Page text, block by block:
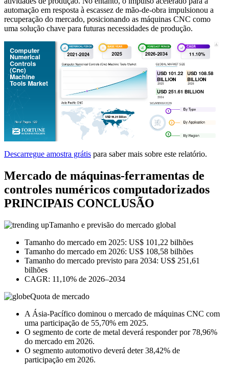
automação em resposta à escassez de mão-de-obra impulsionou a
recuperação do mercado, posicionando as máquinas CNC como
uma solução chave para futuras necessidades de produção.
Descarregue amostra grátis para saber mais sobre este relatório.
Mercado de máquinas-ferramentas de
controles numéricos computadorizados
PRINCIPAIS CONCLUSÃO
Tamanho e previsão do mercado global
Tamanho do mercado em 2025: US$ 101,22 bilhões
Tamanho do mercado em 2026: US$ 108,58 bilhões
Tamanho do mercado previsto para 2034: US$ 251,61
bilhões
CAGR: 11,10% de 2026–2034
Quota de mercado
A Ásia-Pacífico dominou o mercado de máquinas CNC com
uma participação de 55,70% em 2025.
O segmento de corte de metal deverá responder por 78,96%
do mercado em 2026.
O segmento automotivo deverá deter 38,42% de
participação em 2026.